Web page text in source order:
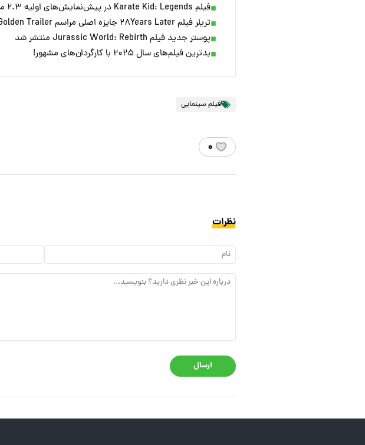
فیلم Karate Kid: Legends در پیش‌نمایش‌های اولیه ۲.۳ میلیون دلار فروش داشت
تریلر فیلم ۲۸Years Later جایزه اصلی مراسم Golden Trailer را دریافت کرد
پوستر جدید فیلم Jurassic World: Rebirth منتشر شد
بدترین فیلم‌های سال ۲۰۲۵ با کارگردان‌های مشهور!
فیلم سینمایی
۰
نظرات
ارسال